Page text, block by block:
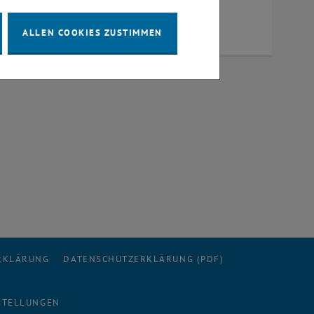
(reposiTUm), öffnet eine externe URL in einem neuen
(TISS) , öffnet eine externe URL in einem neuen
DATENSCHUTZERKLÄRUNG (PDF)
ALLEN COOKIES ZUSTIMMEN